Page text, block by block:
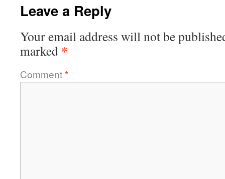
Leave a Reply
Your email address will not be
marked *
Comment*